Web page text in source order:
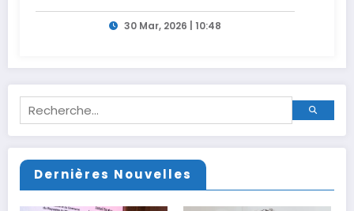
30 Mar, 2026 | 10:48
Dernières Nouvelles